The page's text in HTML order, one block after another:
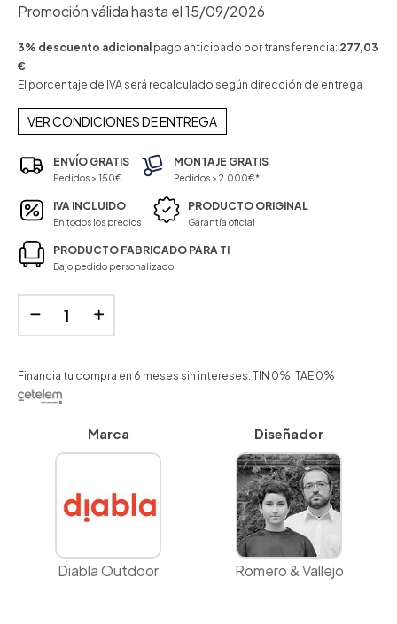
Promoción válida hasta el 15/09/2026
3% descuento adicional pago anticipado por transferencia: 277,03
€
El porcentaje de IVA será recalculado según dirección de entrega
VER CONDICIONES DE ENTREGA
ENVÍO GRATIS
Pedidos > 150€
MONTAJE GRATIS
Pedidos > 2.000€*
IVA INCLUIDO
En todos los precios
PRODUCTO ORIGINAL
Garantía oficial
PRODUCTO FABRICADO PARA TI
Bajo pedido personalizado
Financia tu compra en 6 meses sin intereses. TIN 0%. TAE 0%
Marca
Diabla Outdoor
Diseñador
Romero & Vallejo